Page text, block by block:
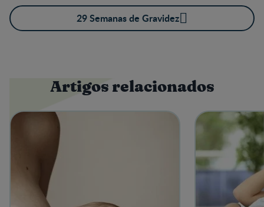
29 Semanas de Gravidez
Artigos relacionados